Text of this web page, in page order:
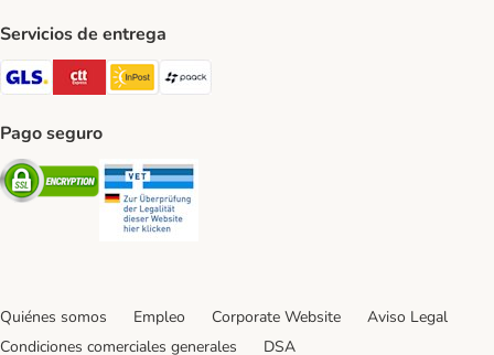
Servicios de entrega
GLS Shipping Method
CTTExpress Shipping Method
InPost Shipping Method
paack Shipping Method
Pago seguro
Security
Quiénes somos Empleo Corporate Website
Aviso Legal
Condiciones comerciales generales
DSA